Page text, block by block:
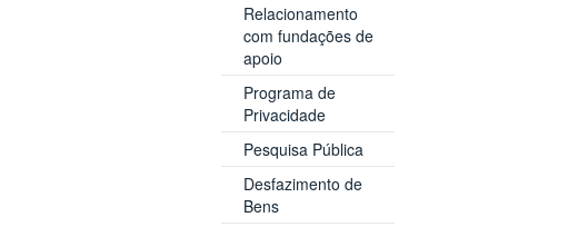
Relacionamento
com fundações de
apoio
Programa de
Privacidade
Pesquisa Pública
Desfazimento de
Bens